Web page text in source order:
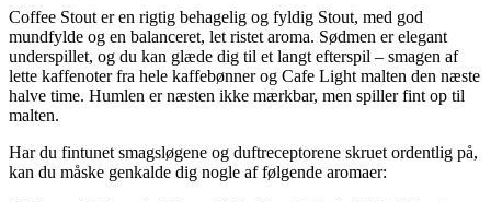
Coffee Stout er en rigtig behagelig og fyldig Stout, med god
mundfylde og en balanceret, let ristet aroma. Sødmen er elegant
underspillet, og du kan glæde dig til et langt efterspil – smagen af
lette kaffenoter fra hele kaffebønner og Cafe Light malten den næste
halve time. Humlen er næsten ikke mærkbar, men spiller fint op til
malten.
Har du fintunet smagsløgene og duftreceptorene skruet ordentlig på,
kan du måske genkalde dig nogle af følgende aromaer: